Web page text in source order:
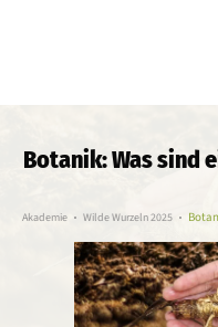
Botanik: Was sind
Akademie Wilde Wurzeln 2025